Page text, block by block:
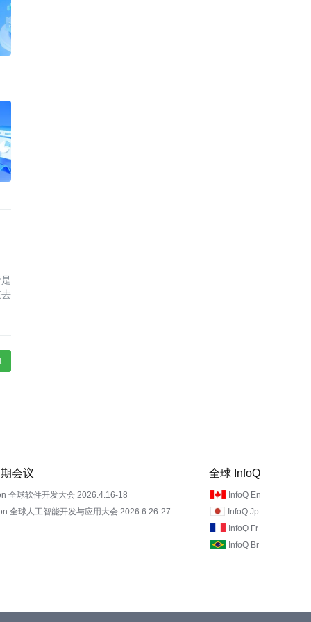
会议
全球软件开发大会 2026.4.16-18
全球人工智能开发与应用大会 2026.6.26-27
全球 InfoQ
InfoQ En
InfoQ Jp
InfoQ Fr
InfoQ Br